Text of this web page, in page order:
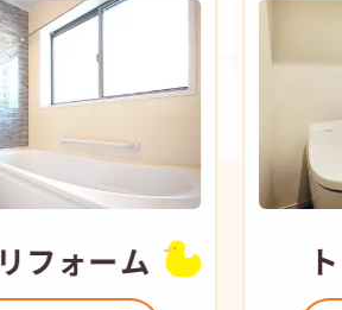
リフォーム